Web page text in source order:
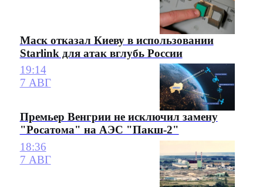
Маск отказал Киеву в использовании
Starlink для атак вглубь России
19:14
7 АВГ
Премьер Венгрии не исключил замену
"Росатома" на АЭС "Пакш-2"
18:36
7 АВГ